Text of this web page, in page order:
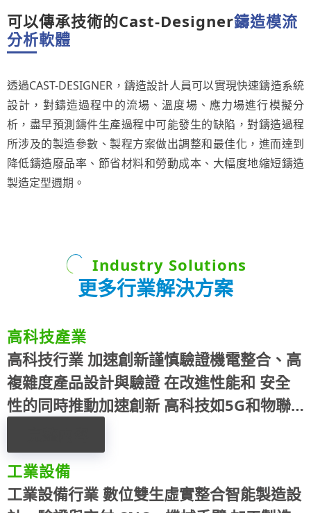
可以傳承技術的Cast-Designer鑄造模流
分析軟體
透過CAST-DESIGNER，鑄造設計人員可以實現快速鑄造系統
設計，對鑄造過程中的流場、溫度場、應力場進行模擬分
析，盡早預測鑄件生產過程中可能發生的缺陷，對鑄造過程
所涉及的製造參數、製程方案做出調整和最佳化，進而達到
降低鑄造廢品率、節省材料和勞動成本、大幅度地縮短鑄造
製造定型週期。
Industry Solutions
更多行業解決方案
高科技產業
高科技行業 加速創新謹慎驗證機電整合、高
複雜度產品設計與驗證 在改進性能和 安全
性的同時推動加速創新 高科技如5G和物聯
讓我們能夠享受到更多的便利和豐富。無論
是在 …
工業設備
工業設備行業 數位雙生虛實整合智能製造設